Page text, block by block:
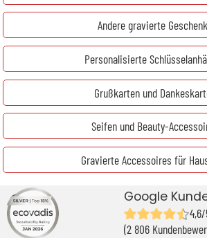
Andere gravierte
Personalisierte
Grußkarten und
Seifen und Beauty-
Gravierte Accessoires für
Google
(2 806